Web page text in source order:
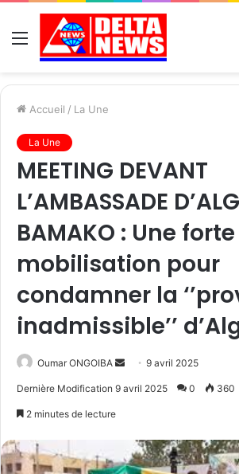
Menu
Accueil / La Une
La Une
MEETING DEVANT
L’AMBASSADE
BAMAKO : Une forte
mobilisation pour
condamner la
inadmissible’’
Oumar ONGOIBA
Send9 avril 2025
Dernière Modification 9 avril 2025 0 360
2 minutes de lecture